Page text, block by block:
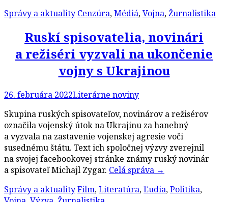
Správy a aktuality Cenzúra,Médiá,Vojna,Žurnalistika
Ruskí spisovatelia, novinári
a režiséri vyzvali na ukončenie
vojny s Ukrajinou
26. februára 2022Literárne noviny
Skupina ruských spisovateľov, novinárov a režisérov
označila vojenský útok na Ukrajinu za hanebný
a vyzvala na zastavenie vojenskej agresie voči
susednému štátu. Text ich spoločnej výzvy zverejnil
na svojej facebookovej stránke známy ruský novinár
a spisovateľ Michajl Zygar. Celá správa →
Správy a aktualityFilm,Literatúra,Ľudia,Politika,